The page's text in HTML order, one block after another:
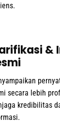
&
secara lebih
kredibilitas